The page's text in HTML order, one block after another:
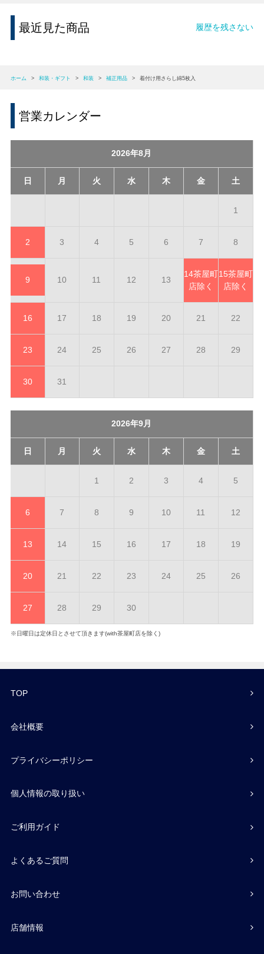
最近見た商品 履歴を残さない
ホーム > 和装・ギフト > 和装 > 補正用品 > 着付け用さらし綿5枚入
営業カレンダー
2026年8月
日 月 火 水 木 金 土
1
2 3 4 5 6 7 8
9 10 11 12 13
14茶屋町
店除く
15茶屋町
店除く
16 17 18 19 20 21 22
23 24 25 26 27 28 29
30 31
2026年9月
日 月 火 水 木 金 土
1 2 3 4 5
6 7 8 9 10 11 12
13 14 15 16 17 18 19
20 21 22 23 24 25 26
27 28 29 30
※日曜日は定休日とさせて頂きます(with茶屋町店を除く)
TOP
会社概要
プライバシーポリシー
個人情報の取り扱い
ご利用ガイド
よくあるご質問
お問い合わせ
店舗情報